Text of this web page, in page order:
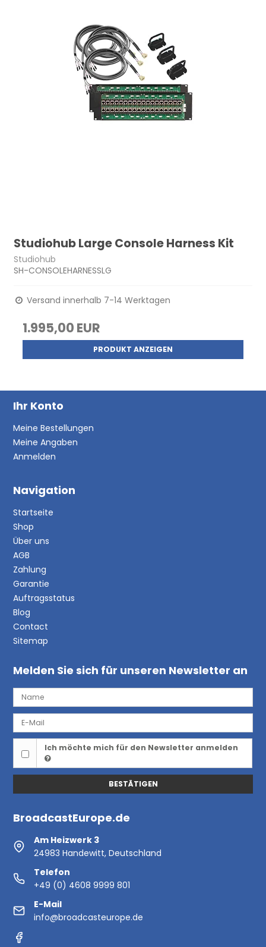
Studiohub Large Console Harness Kit
Studiohub
SH-CONSOLEHARNESSLG
Versand innerhalb 7-14 Werktagen
1.995,00 EUR
PRODUKT ANZEIGEN
Ihr Konto
Meine Bestellungen
Meine Angaben
Anmelden
Navigation
Startseite
Shop
Über uns
AGB
Zahlung
Garantie
Auftragsstatus
Blog
Contact
Sitemap
Melden Sie sich für unseren Newsletter an
Ich möchte mich für den Newsletter anmelden
BESTÄTIGEN
BroadcastEurope.de
Am Heizwerk 3
24983 Handewitt, Deutschland
Telefon
+49 (0) 4608 9999 801
E-Mail
info@broadcasteurope.de